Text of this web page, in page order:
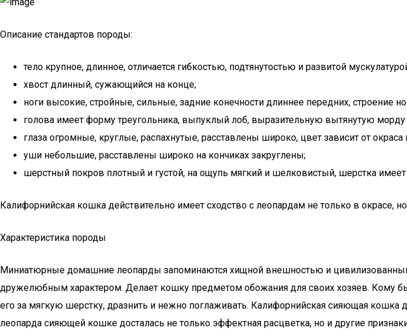
Описание стандартов породы:
тело крупное, длинное, отличается гибкостью, подтянутостью и развитой
хвост длинный, сужающийся на конце;
ноги высокие, стройные, сильные, задние конечности длиннее передних, строение
голова имеет форму треугольника, выпуклый лоб, выразительную вытянутую
глаза огромные, круглые, распахнутые, расставлены широко, цвет зависит от
уши небольшие, расставлены широко на кончиках закруглены;
шерстный покров плотный и густой, на ощупь мягкий и шелковистый, шерстка
Калифорнийская кошка действительно имеет сходство с леопардам не только в окрасе,
Характеристика породы
Миниатюрные домашние леопарды запоминаются хищной внешностью и
дружелюбным характером. Делает кошку предметом обожания для своих хозяев. Кому
его за мягкую шерстку, дразнить и нежно поглаживать. Калифорнийская сияющая
леопарда сияющей кошке досталась не только эффектная расцветка, но и другие